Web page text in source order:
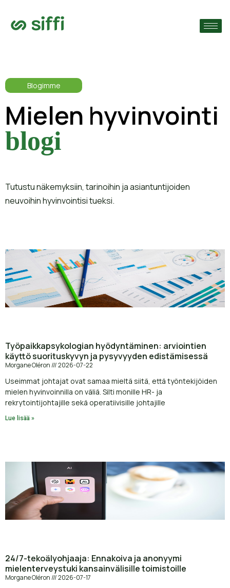
Blogimme
Mielen hyvinvointi
blogi
Tutustu näkemyksiin, tarinoihin ja asiantuntijoiden
neuvoihin hyvinvointisi tueksi.
Työpaikkapsykologian hyödyntäminen: arviointien
käyttö suorituskyvyn ja pysyvyyden edistämisessä
Morgane Oléron 2026-07-22
Useimmat johtajat ovat samaa mieltä siitä, että työntekijöiden
mielen hyvinvoinnilla on väliä. Silti monille HR- ja
rekrytointijohtajille sekä operatiivisille johtajille
Lue lisää »
24/7-tekoälyohjaaja: Ennakoiva ja anonyymi
mielenterveystuki kansainvälisille toimistoille
Morgane Oléron 2026-07-17